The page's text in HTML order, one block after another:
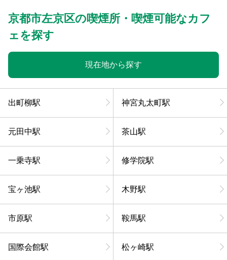
京都市左京区の喫煙所・喫煙可能なカフ
ェを探す
現在地から探す
出町柳駅 神宮丸太町駅
元田中駅 茶山駅
一乗寺駅 修学院駅
宝ヶ池駅 木野駅
市原駅 鞍馬駅
国際会館駅 松ヶ崎駅